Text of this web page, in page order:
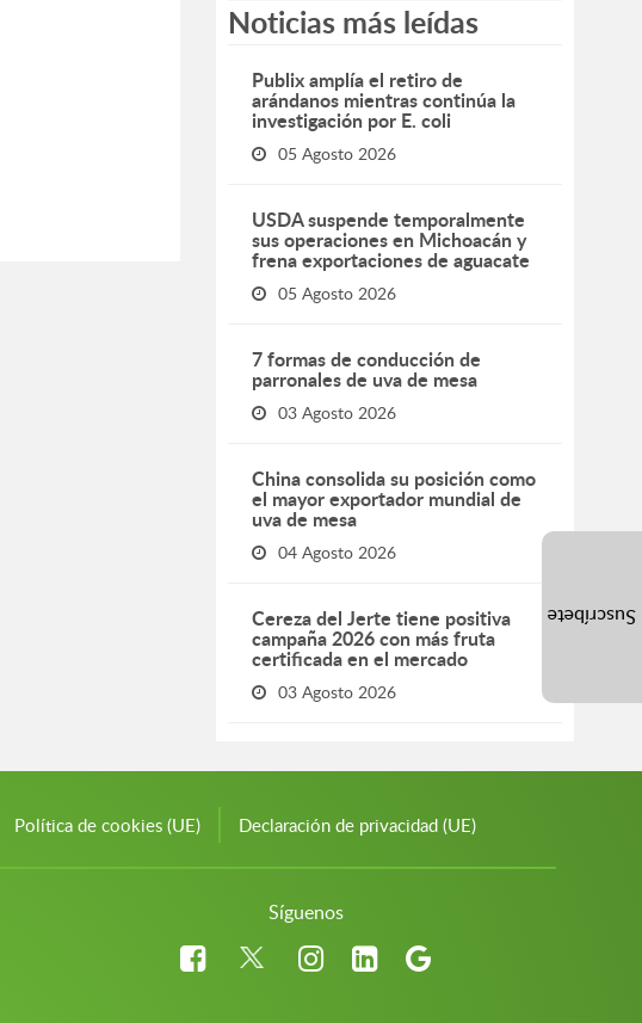
Noticias más leídas
Publix amplía el retiro de
arándanos mientras continúa la
investigación por E. coli
05 Agosto 2026
USDA suspende temporalmente
sus operaciones en Michoacán y
frena exportaciones de aguacate
05 Agosto 2026
7 formas de conducción de
parronales de uva de mesa
03 Agosto 2026
China consolida su posición como
el mayor exportador mundial de
uva de mesa
04 Agosto 2026
Cereza del Jerte tiene positiva
campaña 2026 con más fruta
certificada en el mercado
03 Agosto 2026
Política de cookies (UE) Declaración de privacidad (UE)
Síguenos
Suscríbete